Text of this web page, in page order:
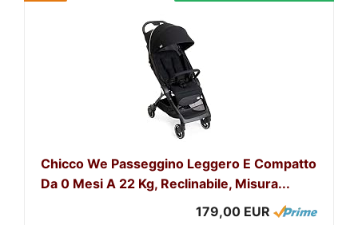
Chicco We Passeggino Leggero E Compatto
Da 0 Mesi A 22 Kg, Reclinabile, Misura...
179,00 EUR